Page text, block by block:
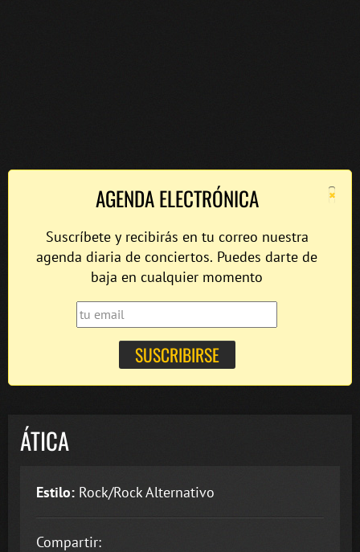
×
AGENDA ELECTRÓNICA
Suscríbete y recibirás en tu correo nuestra
agenda diaria de conciertos. Puedes darte de
baja en cualquier momento
ÁTICA
Estilo: Rock/Rock Alternativo
Compartir: